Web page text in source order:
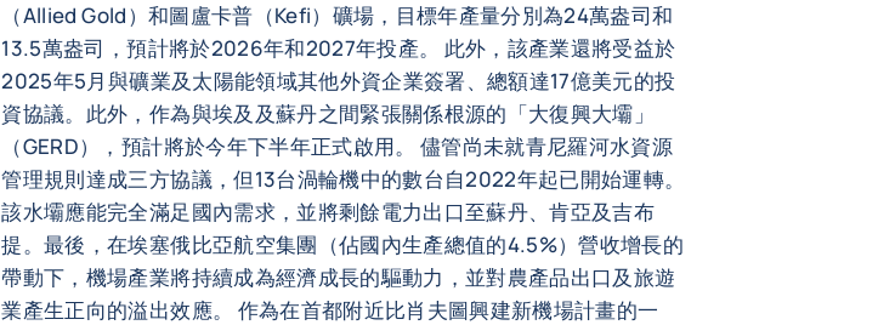
（Allied Gold）和圖盧卡普（Kefi）礦場，目標年產量分別為24萬盎司和
13.5萬盎司，預計將於2026年和2027年投產。 此外，該產業還將受益於
2025年5月與礦業及太陽能領域其他外資企業簽署、總額達17億美元的投
資協議。此外，作為與埃及及蘇丹之間緊張關係根源的「大復興大壩」
（GERD），預計將於今年下半年正式啟用。 儘管尚未就青尼羅河水資源
管理規則達成三方協議，但13台渦輪機中的數台自2022年起已開始運轉。
該水壩應能完全滿足國內需求，並將剩餘電力出口至蘇丹、肯亞及吉布
提。最後，在埃塞俄比亞航空集團（佔國內生產總值的4.5%）營收增長的
帶動下，機場產業將持續成為經濟成長的驅動力，並對農產品出口及旅遊
業產生正向的溢出效應。 作為在首都附近比肖夫圖興建新機場計畫的一